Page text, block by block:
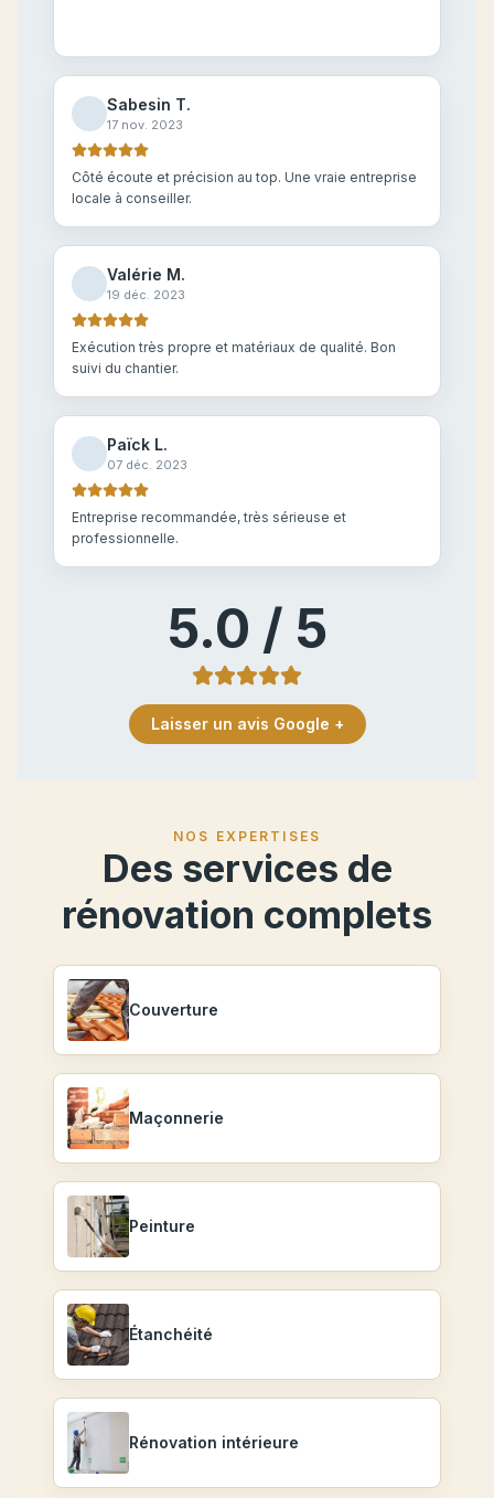
Sabesin T.
17 nov. 2023
Côté écoute et précision au top. Une vraie entreprise
locale à conseiller.
Valérie M.
19 déc. 2023
Exécution très propre et matériaux de qualité. Bon
suivi du chantier.
Païck L.
07 déc. 2023
Entreprise recommandée, très sérieuse et
professionnelle.
5.0 / 5
Laisser un avis Google +
NOS EXPERTISES
Des services de
rénovation complets
Couverture
Maçonnerie
Peinture
Étanchéité
Rénovation intérieure